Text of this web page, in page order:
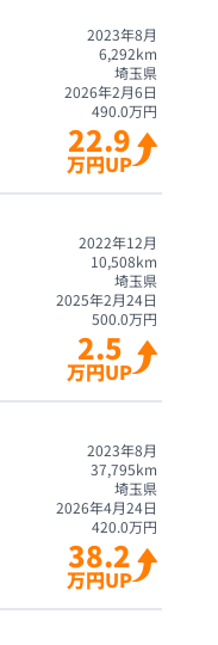
2023年8月
6,292km
埼玉県
2026年2月6日
490.0万円
22.9
万円UP
2022年12月
10,508km
埼玉県
2025年2月24日
500.0万円
2.5
万円UP
2023年8月
37,795km
埼玉県
2026年4月24日
420.0万円
38.2
万円UP